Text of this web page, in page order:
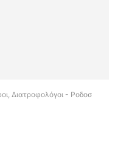
Διατροφολόγοι - Ροδοσ